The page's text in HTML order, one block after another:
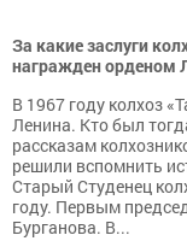
За какие заслуги
награжден орденом
В 1967 году колхоз
Ленина. Кто был
рассказам
решили вспомнить
Старый Студенец
году. Первым
Бурганова. В...